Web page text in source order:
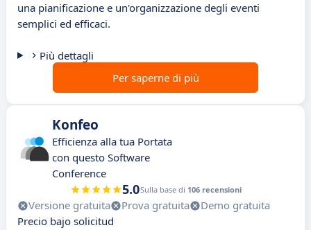
una pianificazione e un'organizzazione degli eventi
semplici ed efficaci.
Più dettagli
Per saperne di più
Konfeo
Efficienza alla tua Portata
con questo Software
Conference
5.0Sulla base di 106 recensioni
Versione gratuita Prova gratuita
Demo gratuita
Precio bajo solicitud